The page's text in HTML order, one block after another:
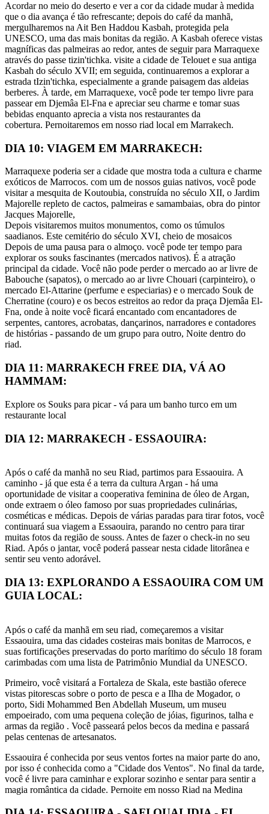
Acordar no meio do deserto e ver a cor da cidade mudar à medida
que o dia avança é tão refrescante; depois do café da manhã,
mergulharemos na Ait Ben Haddou Kasbah, protegida pela
UNESCO, uma das mais bonitas da região. A Kasbah oferece vistas
magníficas das palmeiras ao redor, antes de seguir para Marraquexe
através do passe tizin'tichka. visite a cidade de Telouet e sua antiga
Kasbah do século XVII; em seguida, continuaremos a explorar a
estrada tIzin'tichka, especialmente a grande paisagem das aldeias
berberes. À tarde, em Marraquexe, você pode ter tempo livre para
passear em Djemâa El-Fna e apreciar seu charme e tomar suas
bebidas enquanto aprecia a vista nos restaurantes da
cobertura. Pernoitaremos em nosso riad local em Marrakech.
DIA 10: VIAGEM EM MARRAKECH:
Marraquexe poderia ser a cidade que mostra toda a cultura e charme
exóticos de Marrocos. com um de nossos guias nativos, você pode
visitar a mesquita de Koutoubia, construída no século XII, o Jardim
Majorelle repleto de cactos, palmeiras e samambaias, obra do pintor
Jacques Majorelle,
Depois visitaremos muitos monumentos, como os túmulos
saadianos. Este cemitério do século XVI, cheio de mosaicos
Depois de uma pausa para o almoço. você pode ter tempo para
explorar os souks fascinantes (mercados nativos). É a atração
principal da cidade. Você não pode perder o mercado ao ar livre de
Babouche (sapatos), o mercado ao ar livre Chouari (carpinteiro), o
mercado El-Attarine (perfume e especiarias) e o mercado Souk de
Cherratine (couro) e os becos estreitos ao redor da praça Djemâa El-
Fna, onde à noite você ficará encantado com encantadores de
serpentes, cantores, acrobatas, dançarinos, narradores e contadores
de histórias - passando de um grupo para outro, Noite dentro do
riad.
DIA 11: MARRAKECH FREE DIA, VÁ AO
HAMMAM:
Explore os Souks para picar - vá para um banho turco em um
restaurante local
DIA 12: MARRAKECH - ESSAOUIRA:
Após o café da manhã no seu Riad, partimos para Essaouira. A
caminho - já que esta é a terra da cultura Argan - há uma
oportunidade de visitar a cooperativa feminina de óleo de Argan,
onde extraem o óleo famoso por suas propriedades culinárias,
cosméticas e médicas. Depois de várias paradas para tirar fotos, você
continuará sua viagem a Essaouira, parando no centro para tirar
muitas fotos da região de souss. Antes de fazer o check-in no seu
Riad. Após o jantar, você poderá passear nesta cidade litorânea e
sentir seu vento adorável.
DIA 13: EXPLORANDO A ESSAOUIRA COM UM
GUIA LOCAL:
Após o café da manhã em seu riad, começaremos a visitar
Essaouira, uma das cidades costeiras mais bonitas de Marrocos, e
suas fortificações preservadas do porto marítimo do século 18 foram
carimbadas com uma lista de Patrimônio Mundial da UNESCO.
Primeiro, você visitará a Fortaleza de Skala, este bastião oferece
vistas pitorescas sobre o porto de pesca e a Ilha de Mogador, o
porto, Sidi Mohammed Ben Abdellah Museum, um museu
empoeirado, com uma pequena coleção de jóias, figurinos, talha e
armas da região . Você passeará pelos becos da medina e passará
pelas centenas de artesanatos.
Essaouira é conhecida por seus ventos fortes na maior parte do ano,
por isso é conhecida como a "Cidade dos Ventos". No final da tarde,
você é livre para caminhar e explorar sozinho e sentar para sentir a
magia romântica da cidade. Pernoite em nosso Riad na Medina